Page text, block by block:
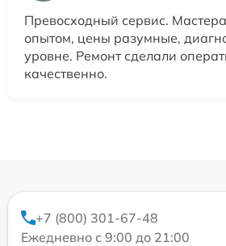
Превосходный сервис.
опытом, цены разумные,
уровне. Ремонт сделали
качественно.
+7 (800) 301-67-48
Ежедневно с 9:00 до 21:00